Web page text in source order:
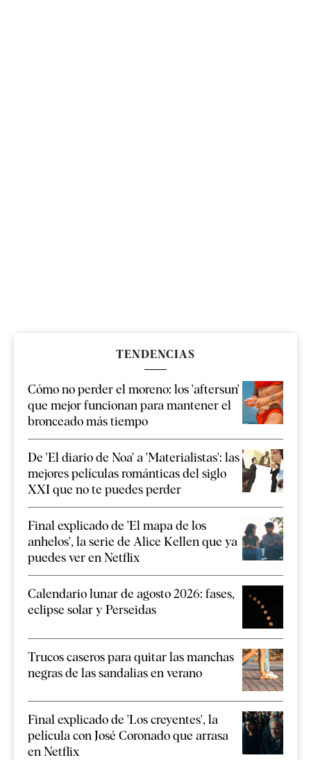
TENDENCIAS
Cómo no perder el moreno: los 'aftersun'
que mejor funcionan para mantener el
bronceado más tiempo
De 'El diario de Noa' a 'Materialistas': las
mejores películas románticas del siglo
XXI que no te puedes perder
Final explicado de 'El mapa de los
anhelos', la serie de Alice Kellen que ya
puedes ver en Netflix
Calendario lunar de agosto 2026: fases,
eclipse solar y Perseidas
Trucos caseros para quitar las manchas
negras de las sandalias en verano
Final explicado de 'Los creyentes', la
película con José Coronado que arrasa
en Netflix